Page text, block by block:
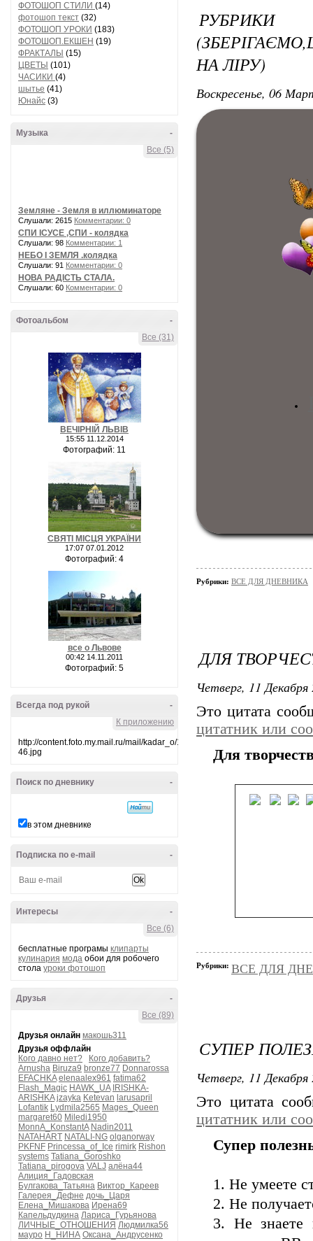
ФОТОШОП СТИЛИ (14)
фотошоп текст (32)
ФОТОШОП УРОКИ (183)
ФОТОШОП.ЕКШЕН (19)
ФРАКТАЛЫ (15)
ЦВЕТЫ (101)
ЧАСИКИ (4)
шытье (41)
Юнайс (3)
-
Музыка
Все (5)
Земляне - Земля в иллюминаторе
Слушали: 2615 Комментарии: 0
СПИ ІСУСЕ ,СПИ - колядка
Слушали: 98 Комментарии: 1
НЕБО І ЗЕМЛЯ .колядка
Слушали: 91 Комментарии: 0
НОВА РАДІСТЬ СТАЛА.
Слушали: 60 Комментарии: 0
-
Фотоальбом
Все (31)
ВЕЧІРНІЙ ЛЬВІВ
15:55 11.12.2014
Фотографий: 11
СВЯТІ МІСЦЯ УКРАЇНИ
17:07 07.01.2012
Фотографий: 4
все о Львове
00:42 14.11.2011
Фотографий: 5
-
Всегда под рукой
К приложению
http://content.foto.my.mail.ru/mail/kadar_o/10/i-
46.jpg
-
Поиск по дневнику
в этом дневнике
-
Подписка по e-mail
-
Интересы
Все (6)
бесплатные програмы клипарты
кулинария мода обои для робочего
стола уроки фотошоп
-
Друзья
Все (89)
Друзья онлайн макошь311
Друзья оффлайн
Кого давно нет?
Кого добавить?
Arnusha Biruza9 bronze77 Donnarossa
EFACHKA elenaalex961 fatima62
Flash_Magic HAWK_UA IRISHKA-
ARISHKA jzayka Ketevan larusapril
Lofantik Lydmila2565 Mages_Queen
margaret60 Miledi1950
MonnA_KonstantA Nadin2011
NATAHART NATALI-NG olganorway
PKFNF Princessa_of_Ice rimirk Rishon
systems Tatiana_Goroshko
Tatiana_pirogova VALJ алёна44
Алиция_Гадовская
Булгакова_Татьяна Виктор_Кареев
Галерея_Дефне дочь_Царя
Елена_Мишакова Ирена69
Капельдудкина Лариса_Гурьянова
ЛИЧНЫЕ_ОТНОШЕНИЯ Людмилка56
мауро Н_НИНА Оксана_Андрусенко
НА ЛІРУ)
Воскресенье, 06
Рубрики: ВСЕ ДЛЯ ДНЕВНИКА
ДЛЯ
Четверг, 11
Это цитата
цитатник или
Для
Рубрики: ВСЕ ДЛЯ
СУПЕР
Четверг, 11
Это цитата
цитатник или
Супер
1. Не умеете
2. Не
3. Не знаете